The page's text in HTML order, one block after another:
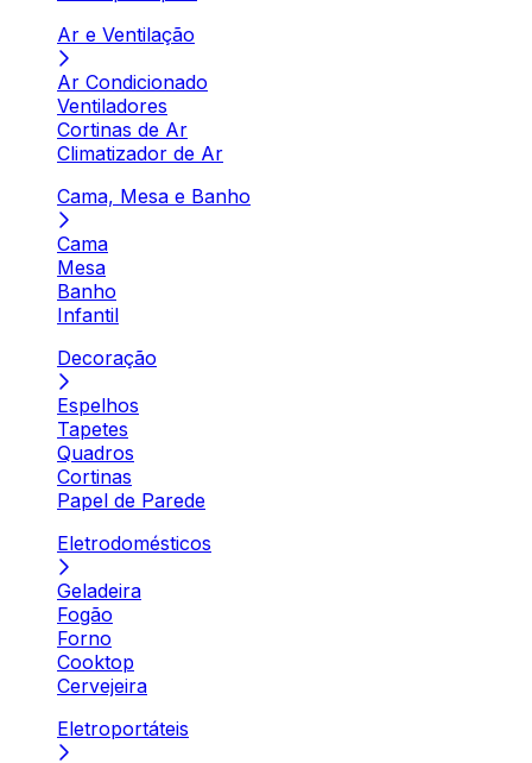
Ar e Ventilação
Ar Condicionado
Ventiladores
Cortinas de Ar
Climatizador de Ar
Cama, Mesa e Banho
Cama
Mesa
Banho
Infantil
Decoração
Espelhos
Tapetes
Quadros
Cortinas
Papel de Parede
Eletrodomésticos
Geladeira
Fogão
Forno
Cooktop
Cervejeira
Eletroportáteis